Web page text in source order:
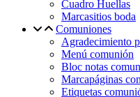
Cuadro Huellas
Marcasitios boda
Comuniones
Agradecimiento
Menú comunión
Bloc notas
Marcapáginas
Etiquetas